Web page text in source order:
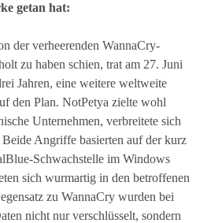
getan hat:
der verheerenden WannaCry-
zu haben schien, trat am 27. Juni
Jahren, eine weitere weltweite
den Plan. NotPetya zielte wohl
Unternehmen, verbreitete sich
Angriffe basierten auf der kurz
Schwachstelle im Windows
sich wurmartig in den betroffenen
zu WannaCry wurden bei
nicht nur verschlüsselt, sondern